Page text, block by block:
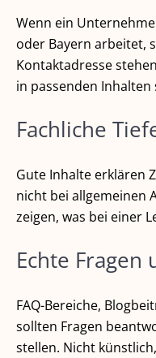
Wenn ein
oder Bayern arbeitet,
Kontaktadresse
in passenden
Fachliche
Gute Inhalte erklären
nicht bei allgemeinen
zeigen, was bei einer
Echte
FAQ-Bereiche,
sollten Fragen
stellen. Nicht